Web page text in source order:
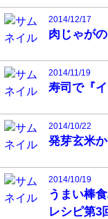
2014/12/17
肉じゃが
2014/11/19
寿司で『
2014/10/22
発芽玄米
2014/10/19
うまい棒
レシピ第3